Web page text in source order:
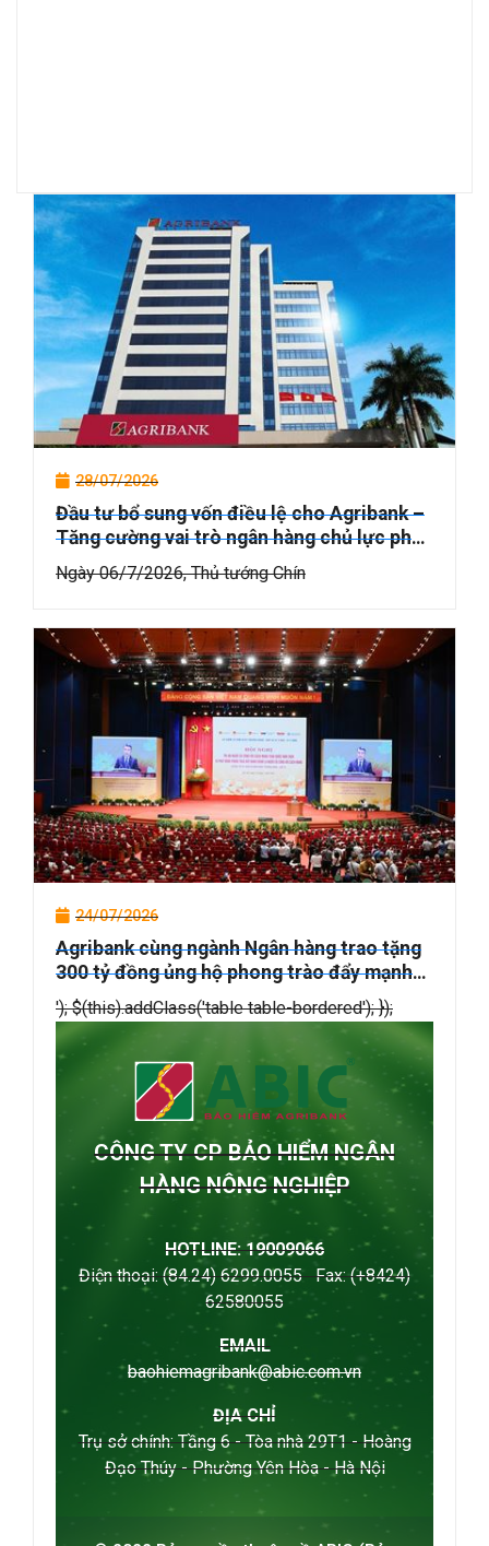
28/07/2026
Đầu tư bổ sung vốn điều lệ cho Agribank –
Tăng cường vai trò ngân hàng chủ lực phát
triển “Tam nông” và nền kinh tế
Ngày 06/7/2026, Thủ tướng Chín
24/07/2026
Agribank cùng ngành Ngân hàng trao tặng
300 tỷ đồng ủng hộ phong trào đẩy mạnh
chăm lo người có công với cách mạng
'); $(this).addClass('table table-bordered'); });
CÔNG TY CP BẢO HIỂM NGÂN
HÀNG NÔNG NGHIỆP
HOTLINE: 19009066
Điện thoại: (84.24) 6299.0055 Fax: (+8424)
62580055
ĐỊA CHỈ
Trụ sở chính: Tầng 6 - Tòa nhà 29T1 - Hoàng
Đạo Thúy - Phường Yên Hòa - Hà Nội
EMAIL
baohiemagribank@abic.com.vn